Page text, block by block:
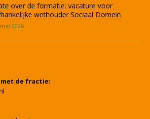
over de formatie: vacature voor
wethouder Sociaal Domein
2026
de fractie: